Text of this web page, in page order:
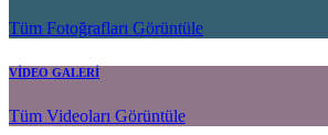
Tüm Fotoğrafları Görüntüle
VİDEO GALERİ
Tüm Videoları Görüntüle